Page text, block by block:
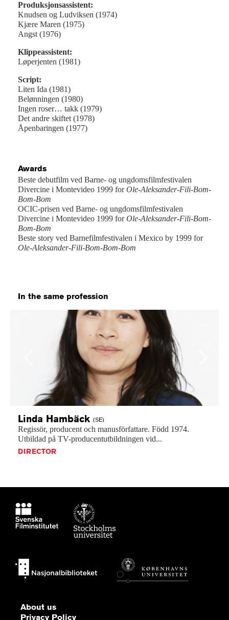
Produksjonsassistent:
Knudsen og Ludviksen (1974)
Kjære Maren (1975)
Angst (1976)
Klippeassistent:
Løperjenten (1981)
Script:
Liten Ida (1981)
Belønningen (1980)
Ingen roser… takk (1979)
Det andre skiftet (1978)
Åpenbaringen (1977)
Awards
Beste debutfilm ved Barne- og ungdomsfilmfestivalen
Divercine i Montevideo 1999 forOle-Aleksander-Fili-Bom-
Bom-Bom
OCIC-prisen ved Barne- og ungdomsfilmfestivalen
Divercine i Montevideo 1999 forOle-Aleksander-Fili-Bom-
Bom-Bom
Beste story ved Barnefilmfestivalen i Mexico by 1999 for
Ole-Aleksander-Fili-Bom-Bom-Bom
In the same profession
Linda Hambäck (SE)
Regissör, producent och manusförfattare. Född 1974.
Utbildad på TV-producentutbildningen vid...
DIRECTOR
About us
Privacy Policy